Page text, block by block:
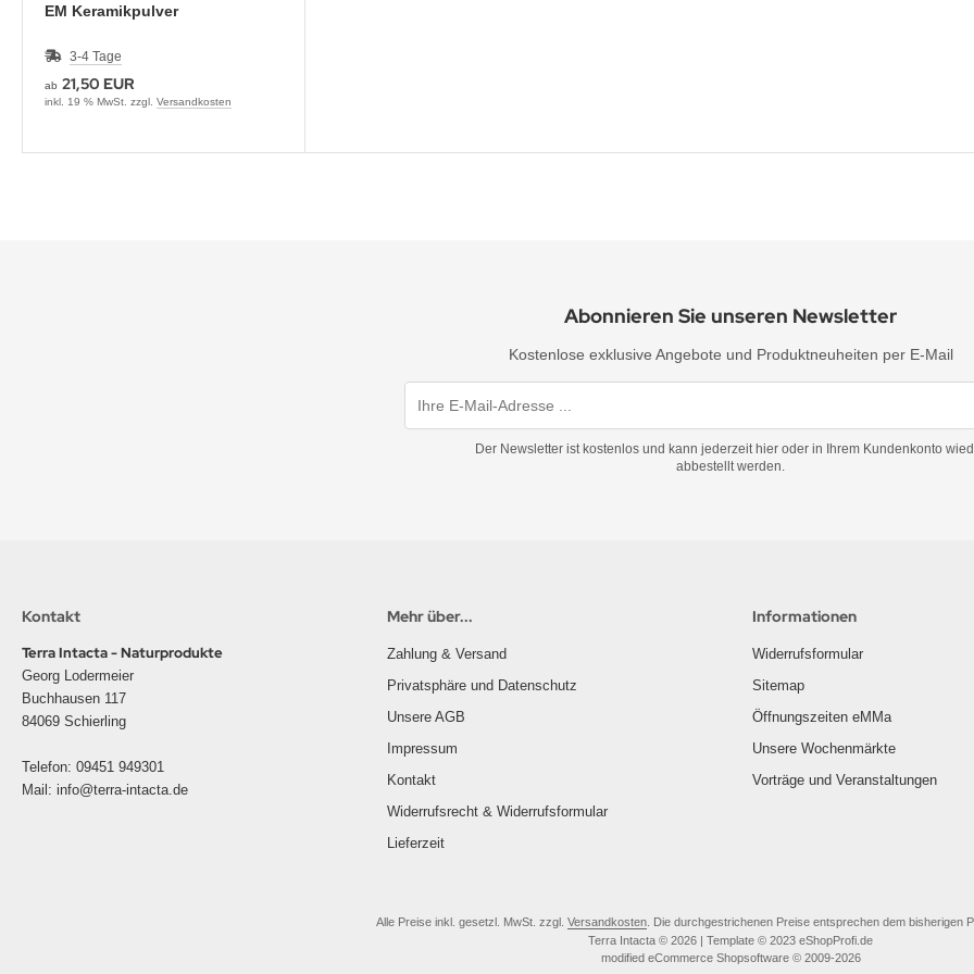
EM Keramikpulver
3-4 Tage
ab 21,50 EUR
inkl. 19 % MwSt. zzgl. Versandkosten
Abonnieren Sie unseren Newsletter
Kostenlose exklusive Angebote und Produktneuheiten per E-Mail
Der Newsletter ist kostenlos und kann jederzeit hier oder in Ihrem Kundenkonto
abbestellt werden.
Kontakt
Terra Intacta - Naturprodukte
Georg Lodermeier
Buchhausen 117
84069 Schierling
Telefon: 09451 949301
Mail: info@terra-intacta.de
Mehr über...
Zahlung & Versand
Privatsphäre und Datenschutz
Unsere AGB
Impressum
Kontakt
Widerrufsrecht & Widerrufsformular
Lieferzeit
Informationen
Widerrufsformular
Sitemap
Öffnungszeiten eMMa
Unsere Wochenmärkte
Vorträge und Veranstaltungen
Alle Preise inkl. gesetzl. MwSt. zzgl. Versandkosten. Die durchgestrichenen Preise entsprechen dem bisherigen
Terra Intacta © 2026 | Template © 2023 eShopProfi.de
modified eCommerce Shopsoftware © 2009-2026